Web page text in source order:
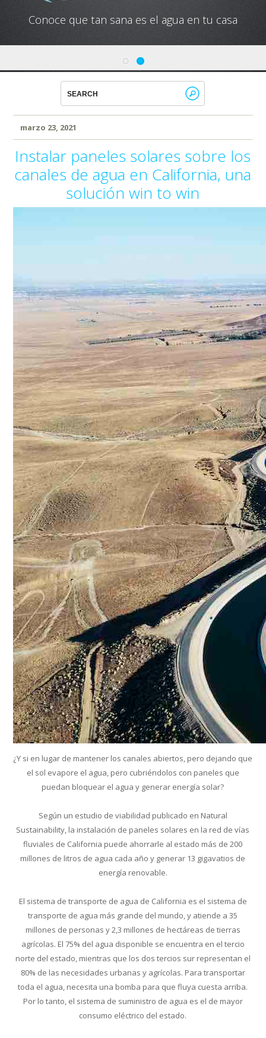
Conoce que tan sana es el agua en tu casa
Conoce cual es el mejor calentador solar de
México
marzo 23, 2021
Instalar paneles solares sobre los
canales de agua en California, una
solución win to win
¿Y si en lugar de mantener los canales abiertos, pero dejando que
el sol evapore el agua, pero cubriéndolos con paneles que
puedan bloquear el agua y generar energía solar?
Según un estudio de viabilidad publicado en Natural
Sustainability, la instalación de paneles solares en la red de vías
fluviales de California puede ahorrarle al estado más de 200
millones de litros de agua cada año y generar 13 gigavatios de
energía renovable.
El sistema de transporte de agua de California es el sistema de
transporte de agua más grande del mundo, y atiende a 35
millones de personas y 2,3 millones de hectáreas de tierras
agrícolas. El 75% del agua disponible se encuentra en el tercio
norte del estado, mientras que los dos tercios sur representan el
80% de las necesidades urbanas y agrícolas. Para transportar
toda el agua, necesita una bomba para que fluya cuesta arriba.
Por lo tanto, el sistema de suministro de agua es el de mayor
consumo eléctrico del estado.